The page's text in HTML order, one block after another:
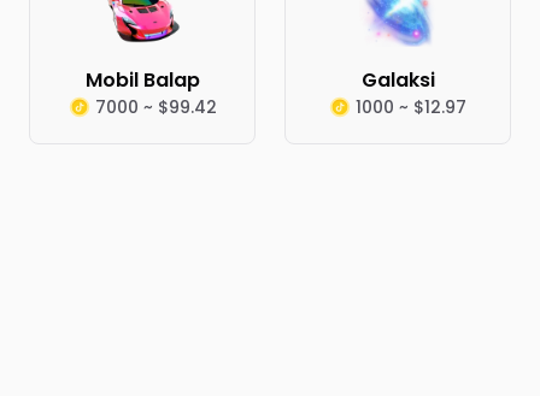
Mobil Balap
7000 ~ $99.42
Galaksi
1000 ~ $12.97